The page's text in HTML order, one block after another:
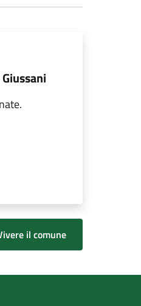
il comune